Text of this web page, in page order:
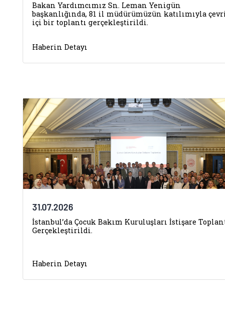
Bakan Yardımcımız Sn. Leman Yenigün
başkanlığında, 81 il müdürümüzün katılımıyla
içi bir toplantı gerçekleştirildi.
Haberin Detayı
31.07.2026
İstanbul’da Çocuk Bakım Kuruluşları İstişare
Gerçekleştirildi.
Haberin Detayı